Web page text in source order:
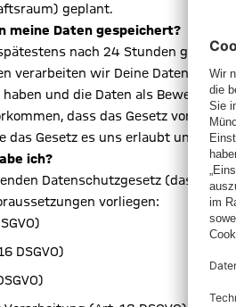
geplant.
meine Daten gespeichert?
nach 24 Stunden
verarbeiten wir Deine Daten nur
und die Daten als Beweis
dass das Gesetz von uns
das Gesetz es uns erlaubt und nur
ich?
Datenschutzgesetz (das ist
vorliegen:
DSGVO)